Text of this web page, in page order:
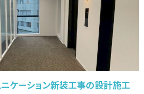
ニケーション新装工事の設計施工